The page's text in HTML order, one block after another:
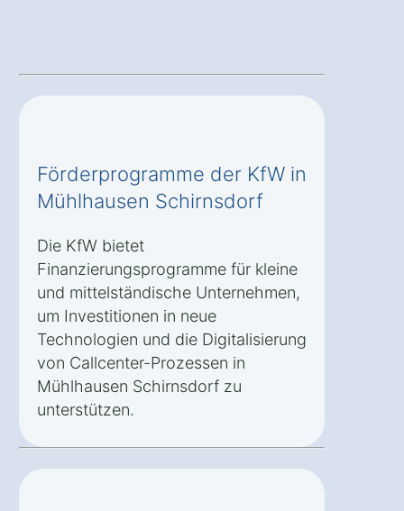
Förderprogramme der KfW in
Mühlhausen Schirnsdorf
Die KfW bietet
Finanzierungsprogramme für kleine
und mittelständische Unternehmen,
um Investitionen in neue
Technologien und die Digitalisierung
von Callcenter-Prozessen in
Mühlhausen Schirnsdorf zu
unterstützen.